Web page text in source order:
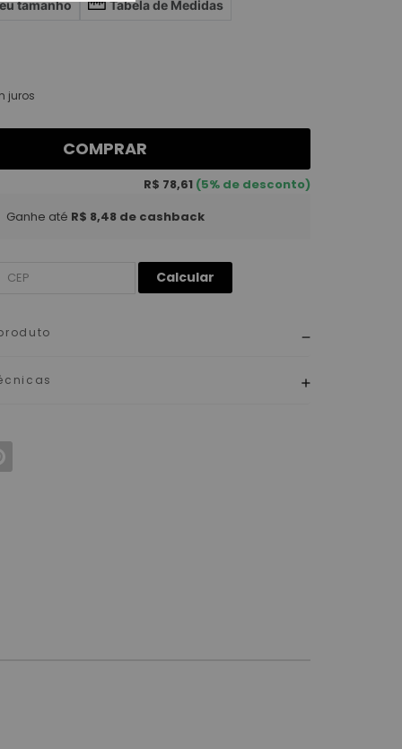
tamanho Tabela de Medidas
juros
COMPRAR
R$ 78,61 (5% de desconto)
Ganhe até R$ 8,48 de cashback
Calcular